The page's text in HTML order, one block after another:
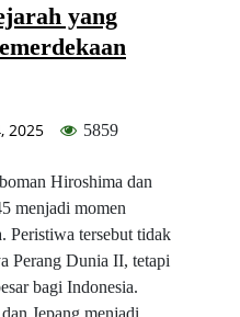
yang
2025 5859
Hiroshima dan
menjadi momen
Peristiwa tersebut tidak
Perang Dunia II, tetapi
bagi Indonesia.
Jepang menjadi